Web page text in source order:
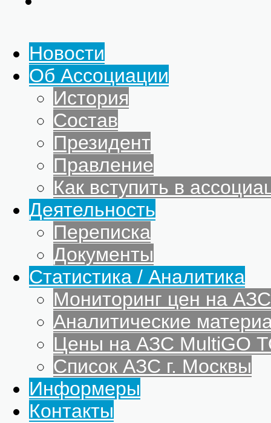
Новости
Об Ассоциации
История
Состав
Президент
Правление
Как вступить в
Деятельность
Переписка
Документы
Статистика / Аналитика
Мониторинг цен на
Аналитические
Цены на АЗС MultiGO
Список АЗС г. Москвы
Информеры
Контакты